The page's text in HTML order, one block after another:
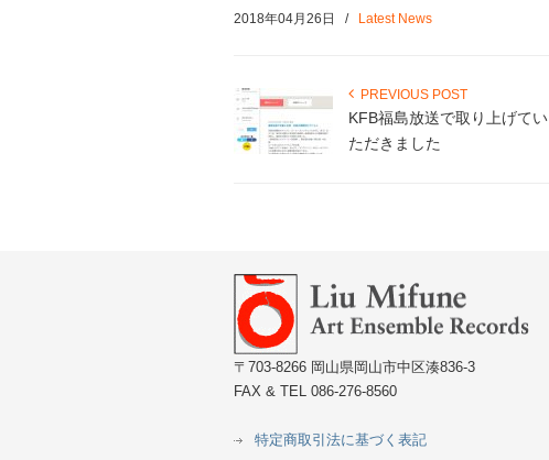
2018年04月26日 / Latest News
PREVIOUS POST
KFB福島放送で取り上げてい
ただきました
〒703-8266 岡山県岡山市中区湊836-3
FAX & TEL 086-276-8560
特定商取引法に基づく表記